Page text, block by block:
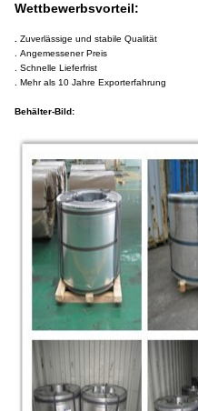
Wettbewerbsvorteil:
Zuverlässige und stabile Qualität
. Angemessener Preis
. Schnelle Lieferfrist
. Mehr als 10 Jahre Exporterfahrung
Behälter-Bild: